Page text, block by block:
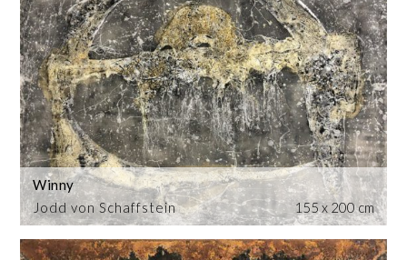
Jodd von Schaffstein
Winny
155 x 200 cm